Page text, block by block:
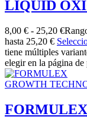
LIQUID
8,00 € - 25,20 €
hasta 25,20 €
tiene múltiples
elegir en la página de
GROWTH
FORMULEX